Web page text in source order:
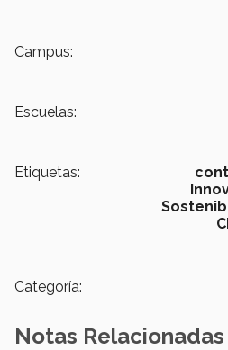
Campus:
Escuelas:
Etiquetas:
Categoría:
Notas Relacionadas